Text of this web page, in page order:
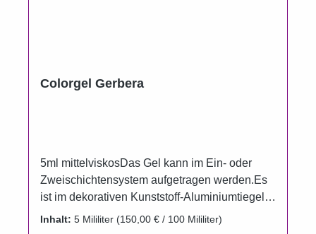
Colorgel Gerbera
5ml mittelviskosDas Gel kann im Ein- oder
Zweischichtensystem aufgetragen werden.Es
ist im dekorativen Kunststoff-Aluminiumtiegel
erhältlich.Um das Auslaufen der Gele zu
Inhalt: 5 Mililiter (150,00 € / 100 Mililiter)